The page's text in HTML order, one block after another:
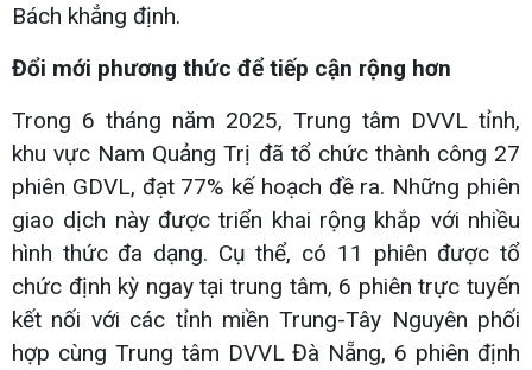
Bách khẳng định.
Đổi mới phương thức để tiếp cận rộng hơn
Trong 6 tháng năm 2025, Trung tâm DVVL tỉnh,
khu vực Nam Quảng Trị đã tổ chức thành công 27
phiên GDVL, đạt 77% kế hoạch đề ra. Những phiên
giao dịch này được triển khai rộng khắp với nhiều
hình thức đa dạng. Cụ thể, có 11 phiên được tổ
chức định kỳ ngay tại trung tâm, 6 phiên trực tuyến
kết nối với các tỉnh miền Trung-Tây Nguyên phối
hợp cùng Trung tâm DVVL Đà Nẵng, 6 phiên định